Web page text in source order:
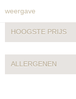
weergave
HOOGSTE PRIJS
ALLERGENEN